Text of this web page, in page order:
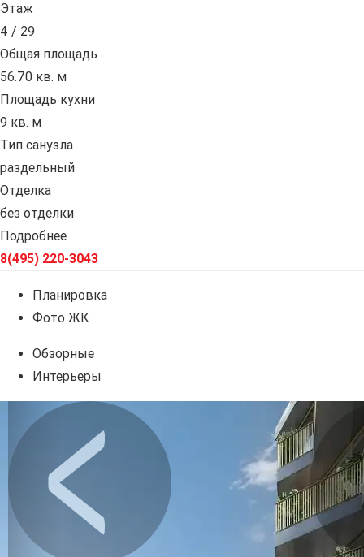
Этаж
4 / 29
Общая площадь
56.70 кв. м
Площадь кухни
9 кв. м
Тип санузла
раздельный
Отделка
без отделки
Подробнее
8(495) 220-3043
Планировка
Фото ЖК
Обзорные
Интерьеры